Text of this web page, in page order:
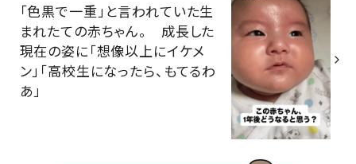
「色黒で一重」と言われていた生
まれたての赤ちゃん。 成長した
現在の姿に「想像以上にイケメ
ン」「高校生になったら、もてるわ
あ」